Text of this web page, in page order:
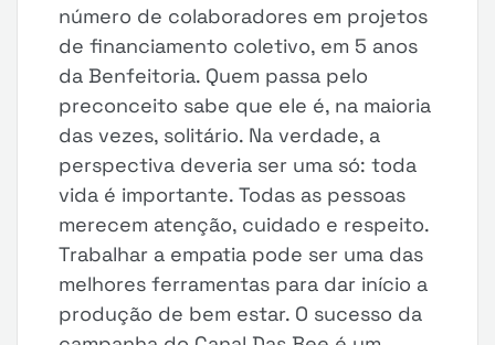
número de colaboradores em projetos
de financiamento coletivo, em 5 anos
da Benfeitoria. Quem passa pelo
preconceito sabe que ele é, na maioria
das vezes, solitário. Na verdade, a
perspectiva deveria ser uma só: toda
vida é importante. Todas as pessoas
merecem atenção, cuidado e respeito.
Trabalhar a empatia pode ser uma das
melhores ferramentas para dar início a
produção de bem estar. O sucesso da